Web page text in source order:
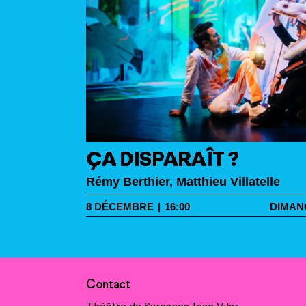
ÇA DISPARAÎT ?
Rémy Berthier, Matthieu Villatelle
8 DÉCEMBRE | 16:00
Contact